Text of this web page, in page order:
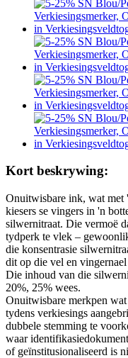
Kort beskrywing:
Onuitwisbare ink, wat met
kiesers se vingers in 'n
silwernitraat. Die vermoë
tydperk te vlek –
die konsentrasie
dit op die vel en
Die inhoud van die
20%, 25% wees.
Onuitwisbare merkpen
tydens verkiesings
dubbele stemming te
waar
of geïnstitusionaliseerd is